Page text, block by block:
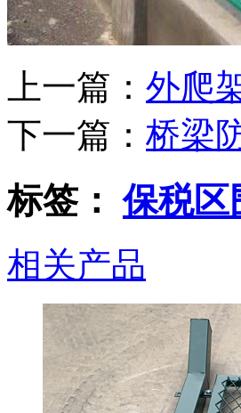
上一篇： 外爬
下一篇： 桥梁
标签：保税区
相关产品